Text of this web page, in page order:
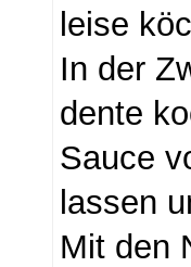
leise
In der
dente
Sauce
lassen
Mit den